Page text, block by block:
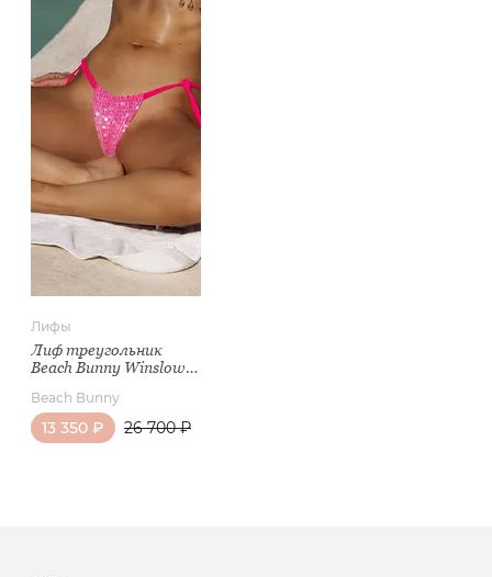
Лифы
Лиф треугольник
Beach Bunny Winslow
Beach Bunny
13 350 ₽ 26 700 ₽